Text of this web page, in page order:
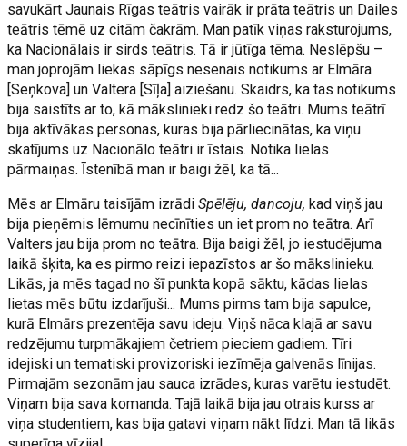
savukārt Jaunais Rīgas teātris vairāk ir prāta teātris un Dailes
teātris tēmē uz citām čakrām. Man patīk viņas raksturojums,
ka Nacionālais ir sirds teātris. Tā ir jūtīga tēma. Neslēpšu –
man joprojām liekas sāpīgs nesenais notikums ar Elmāra
[Seņkova] un Valtera [Sīļa] aiziešanu. Skaidrs, ka tas notikums
bija saistīts ar to, kā mākslinieki redz šo teātri. Mums teātrī
bija aktīvākas personas, kuras bija pārliecinātas, ka viņu
skatījums uz Nacionālo teātri ir īstais. Notika lielas
pārmaiņas. Īstenībā man ir baigi žēl, ka tā...
Mēs ar Elmāru taisījām izrādiSpēlēju, dancoju, kad viņš jau
bija pieņēmis lēmumu necīnīties un iet prom no teātra. Arī
Valters jau bija prom no teātra. Bija baigi žēl, jo iestudējuma
laikā šķita, ka es pirmo reizi iepazīstos ar šo mākslinieku.
Likās, ja mēs tagad no šī punkta kopā sāktu, kādas lielas
lietas mēs būtu izdarījuši... Mums pirms tam bija sapulce,
kurā Elmārs prezentēja savu ideju. Viņš nāca klajā ar savu
redzējumu turpmākajiem četriem pieciem gadiem. Tīri
idejiski un tematiski provizoriski iezīmēja galvenās līnijas.
Pirmajām sezonām jau sauca izrādes, kuras varētu iestudēt.
Viņam bija sava komanda. Tajā laikā bija jau otrais kurss ar
viņa studentiem, kas bija gatavi viņam nākt līdzi. Man tā likās